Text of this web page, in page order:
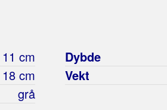
11 cm Dybde
18 cm Vekt
grå